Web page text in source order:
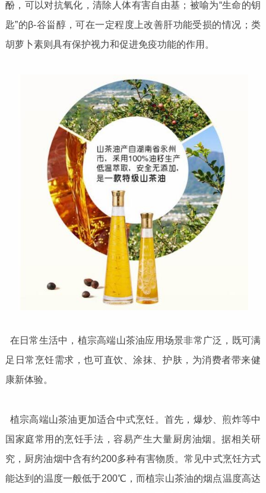
酚，可以对抗氧化，清除人体有害自由基；被喻为“生命的钥
匙”的β-谷甾醇，可在一定程度上改善肝功能受损的情况；类
胡萝卜素则具有保护视力和促进免疫功能的作用。
在日常生活中，植宗高端山茶油应用场景非常广泛，既可满
足日常烹饪需求，也可直饮、涂抹、护肤，为消费者带来健
康新体验。
植宗高端山茶油更加适合中式烹饪。首先，爆炒、煎炸等中
国家庭常用的烹饪手法，容易产生大量厨房油烟。据相关研
究，厨房油烟中含有约200多种有害物质。常见中式烹饪方式
能达到的温度一般低于200℃，而植宗山茶油的烟点温度高达